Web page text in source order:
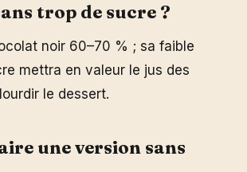
trop de sucre ?
noir 60–70 % ; sa faible
mettra en valeur le jus des
le dessert.
une version sans